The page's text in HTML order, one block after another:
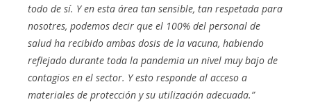
todo de sí. Y en esta área tan sensible, tan respetada para
nosotres, podemos decir que el 100% del personal de
salud ha recibido ambas dosis de la vacuna, habiendo
reflejado durante toda la pandemia un nivel muy bajo de
contagios en el sector. Y esto responde al acceso a
materiales de protección y su utilización adecuada.”